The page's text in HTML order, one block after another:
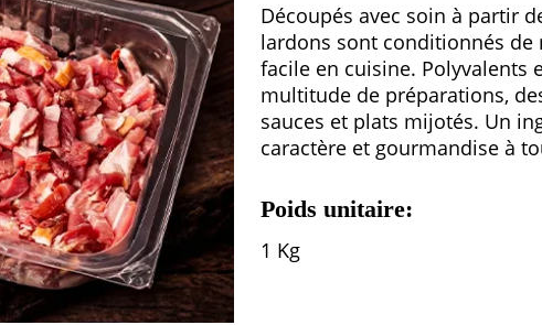
Découpés avec soin à partir
lardons sont conditionnés
facile en cuisine. Polyvalents
multitude de préparations,
sauces et plats mijotés. Un
caractère et gourmandise à
Poids unitaire:
1 Kg